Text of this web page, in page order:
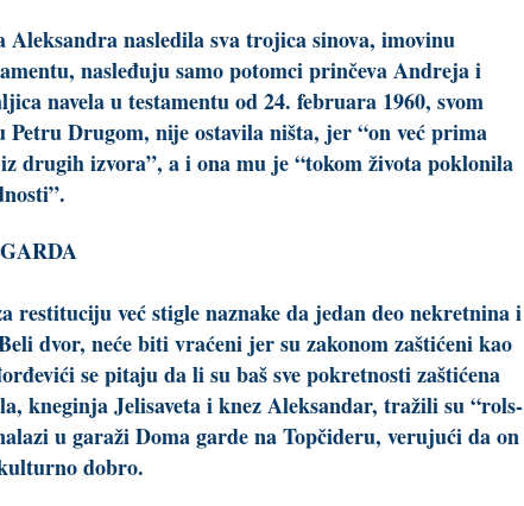
nasledila sva trojica sinova, imovinu
nasleđuju samo potomci prinčeva Andreja i
navela u testamentu od 24. februara 1960, svom
Drugom, nije ostavila ništa, jer “on već prima
drugih izvora”, a i ona mu je “tokom života poklonila
restituciju već stigle naznake da jedan deo nekretnina i
dvor, neće biti vraćeni jer su zakonom zaštićeni kao
se pitaju da li su baš sve pokretnosti zaštićena
kneginja Jelisaveta i knez Aleksandar, tražili su “rols-
u garaži Doma garde na Topčideru, verujući da on
dobro.